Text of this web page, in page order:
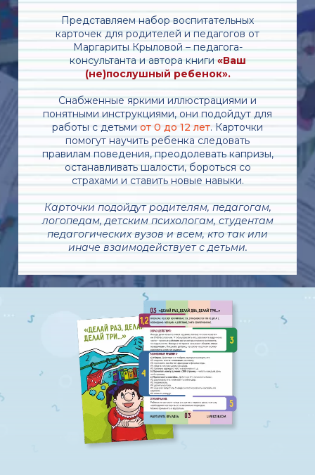
Представляем набор воспитательных
карточек для родителей и педагогов от
Маргариты Крыловой – педагога-
консультанта и автора книги«Ваш
(не)послушный ребенок».
Снабженные яркими иллюстрациями и
понятными инструкциями, они подойдут для
работы с детьми от 0 до 12 лет. Карточки
помогут научить ребенка следовать
правилам поведения, преодолевать капризы,
останавливать шалости, бороться со
страхами и ставить новые навыки.
Карточки подойдут родителям, педагогам,
логопедам, детским психологам, студентам
педагогических вузов и всем, кто так или
иначе взаимодействует с детьми.